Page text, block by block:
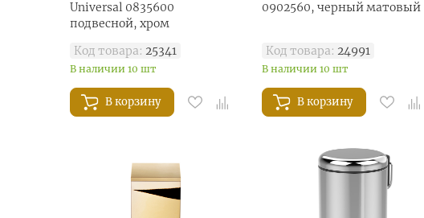
Universal 0835600
подвесной, хром
Код товара: 25341
В наличии 10 шт
В корзину
0902560, черный матовый
Код товара: 24991
В наличии 10 шт
В корзину